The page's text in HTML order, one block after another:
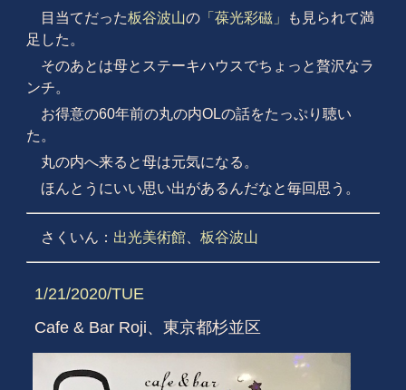
目当てだった板谷波山の「葆光彩磁」
も見られて満
足した。
そのあとは母とステーキハウスでちょっと贅沢なラ
ンチ。
お得意の60年前の丸の内OLの話をたっぷり聴い
た。
丸の内へ来ると母は元気になる。
ほんとうにいい思い出があるんだなと毎回思う。
さくいん： 出光美術館、 板谷波山
1/21/2020/TUE
Cafe & Bar Roji、東京都杉並区